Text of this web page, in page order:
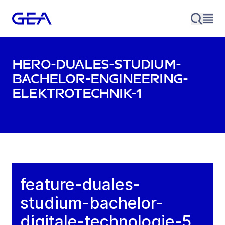
hero-duales-studium-
bachelor-engineering-
elektrotechnik-1
feature-duales-
studium-bachelor-